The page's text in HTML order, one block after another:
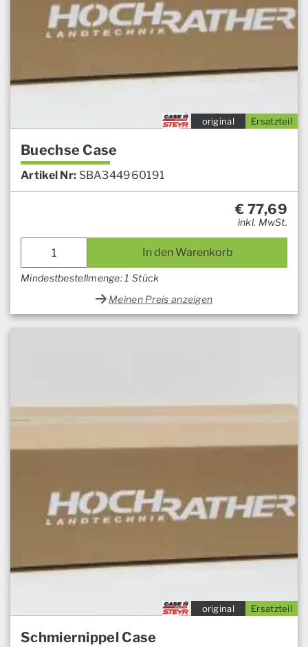
Ersatzteil
original
Buechse Case
Artikel Nr: SBA344960191
€ 77,69
inkl. MwSt.
In den Warenkorb
Mindestbestellmenge: 1 Stück
Meinen Preis anzeigen
Ersatzteil
original
Schmiernippel Case